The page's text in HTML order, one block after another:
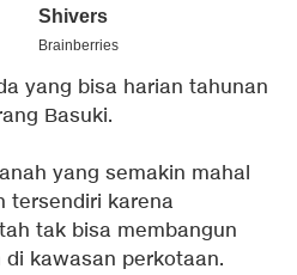
yang bisa harian tahunan
Basuki.
yang semakin mahal
tersendiri karena
tak bisa membangun
kawasan perkotaan.